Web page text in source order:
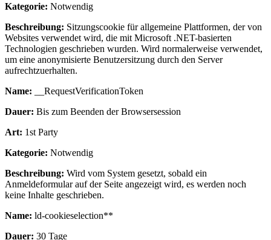
Kategorie: Notwendig
Beschreibung: Sitzungscookie für allgemeine Plattformen, der von
Websites verwendet wird, die mit Microsoft .NET-basierten
Technologien geschrieben wurden. Wird normalerweise verwendet,
um eine anonymisierte Benutzersitzung durch den Server
aufrechtzuerhalten.
Name: __RequestVerificationToken
Dauer: Bis zum Beenden der Browsersession
Art: 1st Party
Kategorie: Notwendig
Beschreibung: Wird vom System gesetzt, sobald ein
Anmeldeformular auf der Seite angezeigt wird, es werden noch
keine Inhalte geschrieben.
Name: ld-cookieselection**
Dauer: 30 Tage